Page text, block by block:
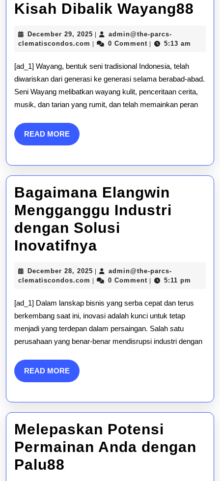
Kisah Dibalik Wayang88
December 29, 2025 December
29,
admin@the-parcs-
clematiscondos.com admin@the-
clematiscondos.com
0 Comment 5:13 am
[ad_1] Wayang, bentuk seni tradisional Indonesia, telah
diwariskan dari generasi ke generasi selama berabad-abad.
Seni Wayang melibatkan wayang kulit, penceritaan cerita,
musik, dan tarian yang rumit, dan telah memainkan peran
READ MOREREAD
MORE
Bagaimana Elangwin
Mengganggu Industri
dengan Solusi
Inovatifnya
Mengganggu
Industri
dengan
Solusi
Inovatifnya
December 28, 2025 December
28,
admin@the-parcs-
clematiscondos.com admin@the-
clematiscondos.com
0 Comment 5:11 pm
[ad_1] Dalam lanskap bisnis yang serba cepat dan terus
berkembang saat ini, inovasi adalah kunci untuk tetap
menjadi yang terdepan dalam persaingan. Salah satu
perusahaan yang benar-benar mendisrupsi industri dengan
READ MOREREAD
MORE
Melepaskan Potensi
Permainan Anda dengan
Palu88